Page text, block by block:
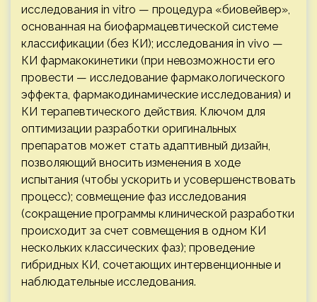
исследования in vitro — процедура «биовейвер»,
основанная на биофармацевтической системе
классификации (без КИ); исследования in vivo —
КИ фармакокинетики (при невозможности его
провести — исследование фармакологического
эффекта, фармакодинамические исследования) и
КИ терапевтического действия. Ключом для
оптимизации разработки оригинальных
препаратов может стать адаптивный дизайн,
позволяющий вносить изменения в ходе
испытания (чтобы ускорить и усовершенствовать
процесс); совмещение фаз исследования
(сокращение программы клинической разработки
происходит за счет совмещения в одном КИ
нескольких классических фаз); проведение
гибридных КИ, сочетающих интервенционные и
наблюдательные исследования.